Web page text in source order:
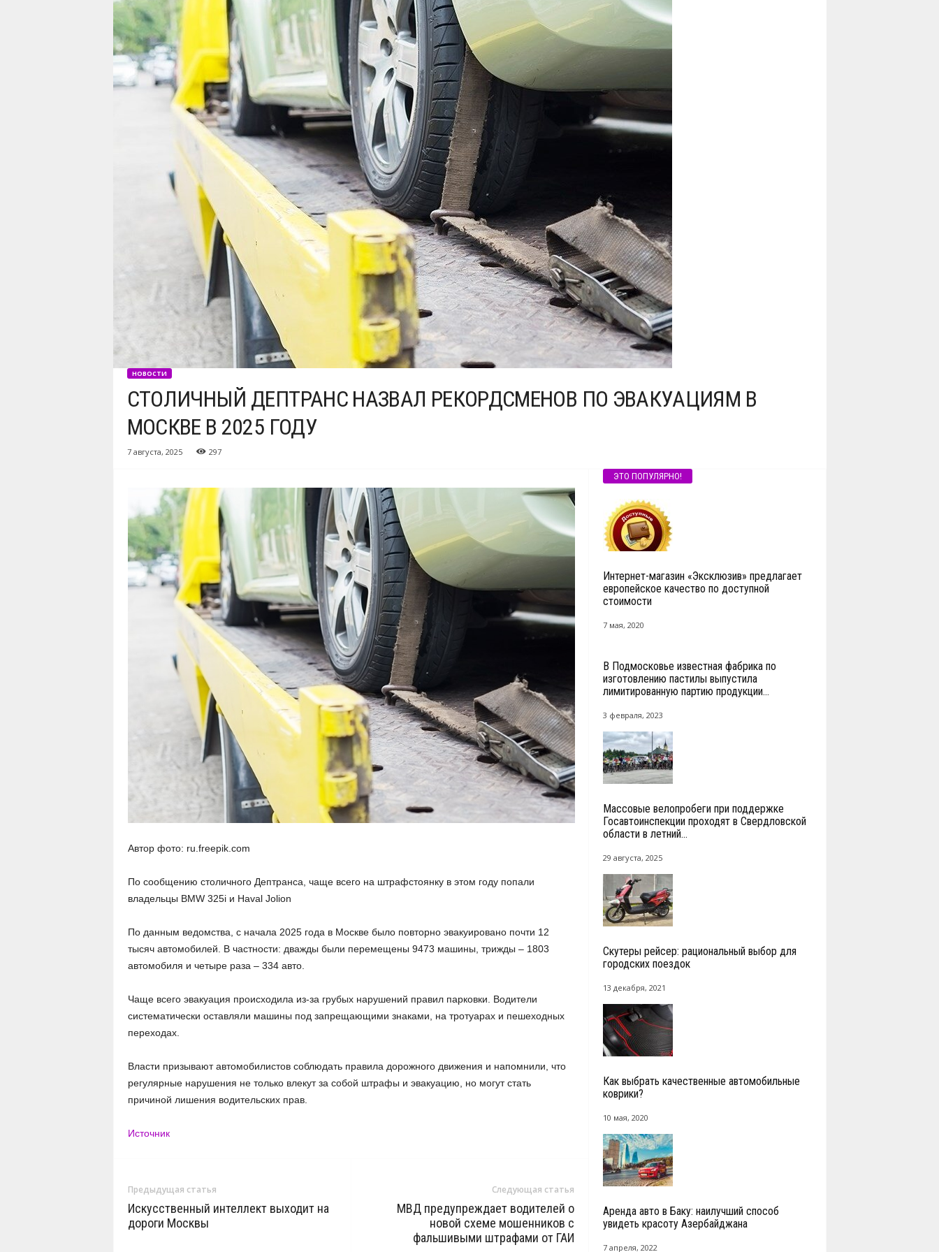
НОВОСТИ
СТОЛИЧНЫЙ ДЕПТРАНС НАЗВАЛ РЕКОРДСМЕНОВ ПО ЭВАКУАЦИЯМ В
МОСКВЕ В 2025 ГОДУ
7 августа, 2025 297
Автор фото: ru.freepik.com
По сообщению столичного Дептранса, чаще всего на штрафстоянку в этом году попали
владельцы BMW 325i и Haval Jolion
По данным ведомства, с начала 2025 года в Москве было повторно эвакуировано почти 12
тысяч автомобилей. В частности: дважды были перемещены 9473 машины, трижды – 1803
автомобиля и четыре раза – 334 авто.
Чаще всего эвакуация происходила из-за грубых нарушений правил парковки. Водители
систематически оставляли машины под запрещающими знаками, на тротуарах и пешеходных
переходах.
Власти призывают автомобилистов соблюдать правила дорожного движения и напомнили, что
регулярные нарушения не только влекут за собой штрафы и эвакуацию, но могут стать
причиной лишения водительских прав.
Источник
Предыдущая статья
Искусственный интеллект выходит на
дороги Москвы
Следующая статья
МВД предупреждает водителей о
новой схеме мошенников с
фальшивыми штрафами от ГАИ
ЭТО ПОПУЛЯРНО!
Интернет-магазин «Эксклюзив» предлагает
европейское качество по доступной
стоимости
7 мая, 2020
В Подмосковье известная фабрика по
изготовлению пастилы выпустила
лимитированную партию продукции...
3 февраля, 2023
Массовые велопробеги при поддержке
Госавтоинспекции проходят в Свердловской
области в летний...
29 августа, 2025
Скутеры рейсер: рациональный выбор для
городских поездок
13 декабря, 2021
Как выбрать качественные автомобильные
коврики?
10 мая, 2020
Аренда авто в Баку: наилучший способ
увидеть красоту Азербайджана
7 апреля, 2022